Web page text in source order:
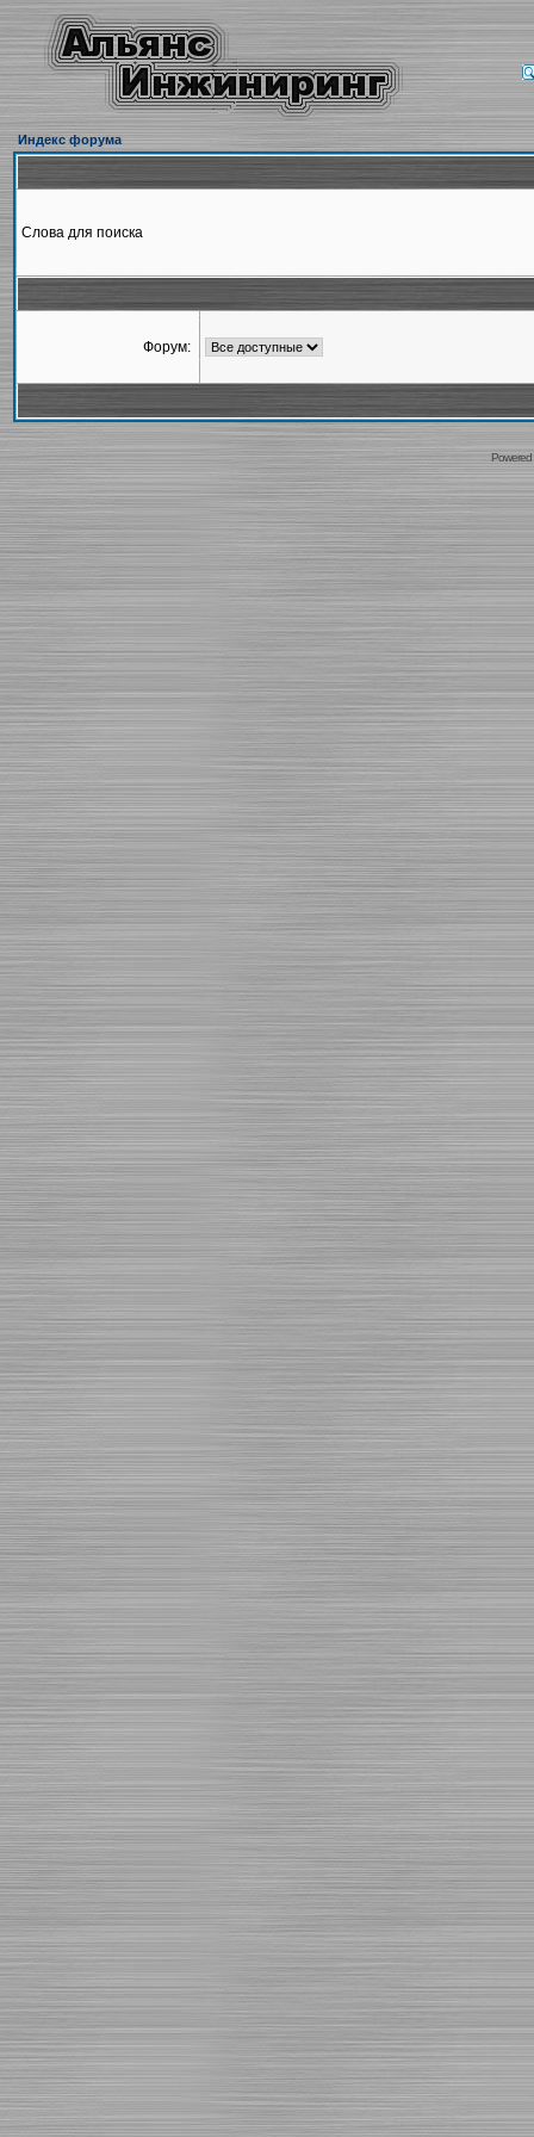
Индекс форума
Слова для поиска
Форум: